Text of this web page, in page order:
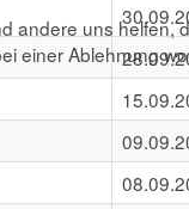
uns
Ablehnung